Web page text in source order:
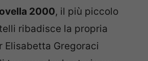
2000, il più piccolo
ribadisce la propria
Elisabetta Gregoraci